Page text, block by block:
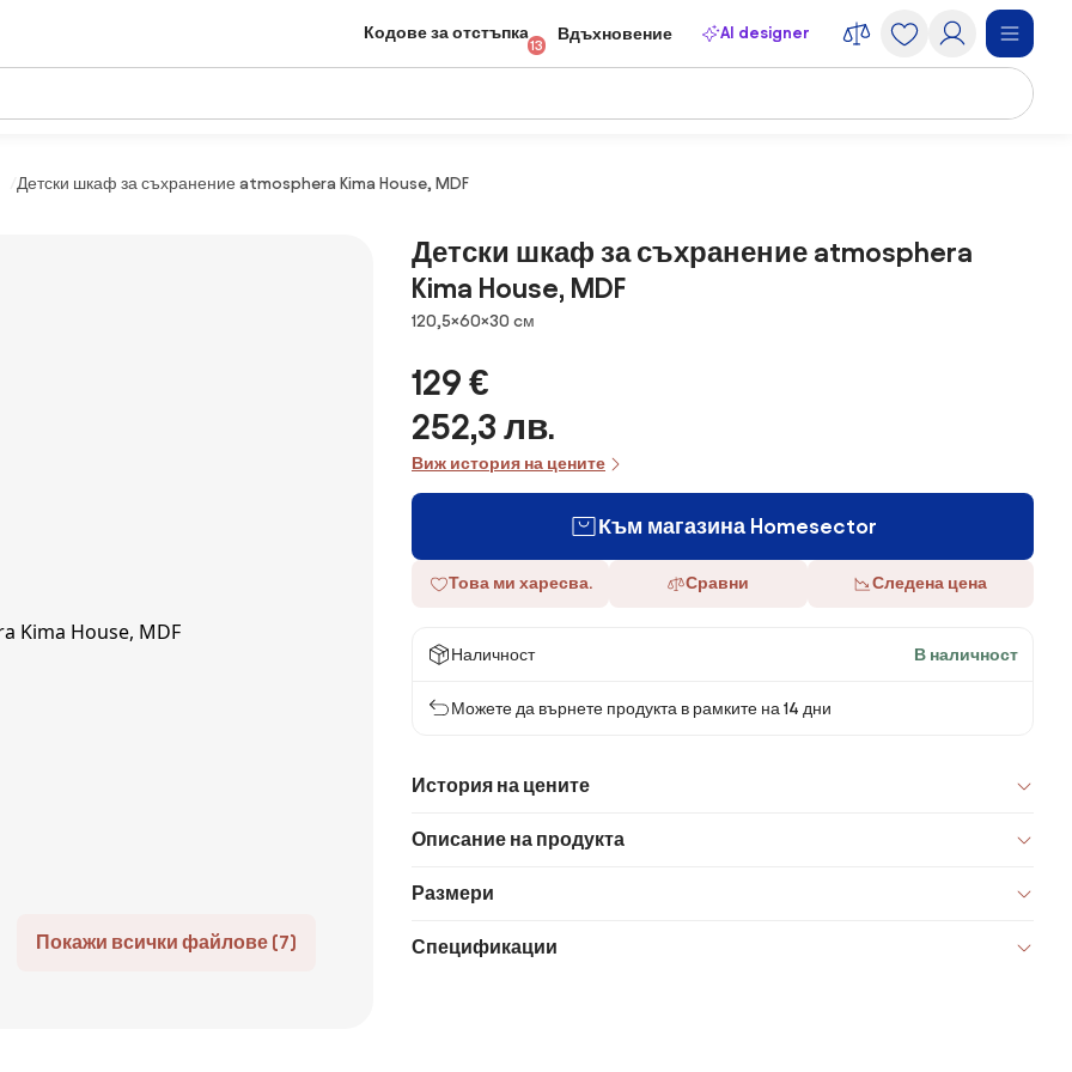
Кодове за отстъпка
13
Вдъхновение AI designer
Детски шкаф за съхранение atmosphera Kima House, MDF
Покажи всички файлове (7)
Детски шкаф за съхранение atmosphera
Kima House, MDF
Размери
120,5×60×30 cм
129 €
252,3 лв.
Виж история на цените
Към магазина Homesector
Това ми харесва. Сравни Следена цена
Наличност В наличност
Можете да върнете продукта в рамките на 14 дни
История на цените
Описание на продукта
Размери
Спецификации